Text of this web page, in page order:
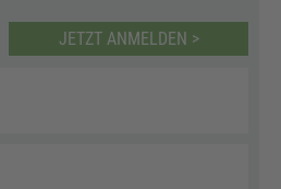
JETZT ANMELDEN >